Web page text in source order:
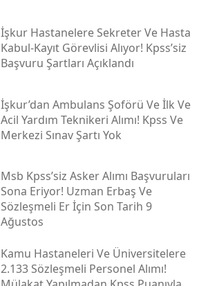
İşkur Hastanelere Sekreter Ve Hasta
Kabul-Kayıt Görevlisi Alıyor! Kpss’siz
Başvuru Şartları Açıklandı
İşkur’dan Ambulans Şoförü Ve İlk Ve
Acil Yardım Teknikeri Alımı! Kpss Ve
Merkezi Sınav Şartı Yok
Msb Kpss’siz Asker Alımı Başvuruları
Sona Eriyor! Uzman Erbaş Ve
Sözleşmeli Er İçin Son Tarih 9
Ağustos
Kamu Hastaneleri Ve Üniversitelere
2.133 Sözleşmeli Personel Alımı!